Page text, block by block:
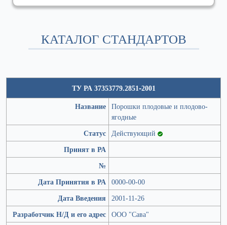
КАТАЛОГ СТАНДАРТОВ
ТУ РА 37353779.2851-2001
Название Порошки плодовые и плодово-
ягодные
Статус Действующий
Принят в РА
№
Дата Принятия в РА 0000-00-00
Дата Введения
2001-11-26
Разработчик Н/Д и его адрес ООО "Сава"